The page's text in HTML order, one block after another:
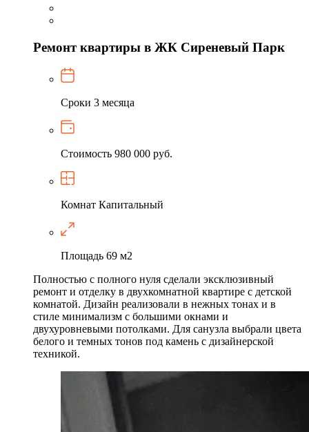
Ремонт квартиры в ЖК Сиреневый Парк
Сроки 3 месяца
Стоимость 980 000 руб.
Комнат Капитальный
Площадь 69 м2
Полностью с полного нуля сделали эксклюзивный
ремонт и отделку в двухкомнатной квартире с детской
комнатой. Дизайн реализовали в нежных тонах и в
стиле минимализм с большими окнами и
двухуровневыми потолками. Для санузла выбрали цвета
белого и темных тонов под камень с дизайнерской
техникой.